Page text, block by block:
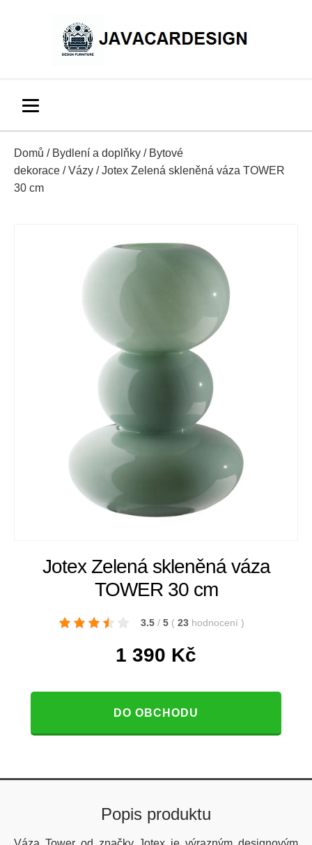
Domů / Bydlení a doplňky / Bytové
dekorace /Vázy / Jotex Zelená skleněná váza TOWER
30 cm
Jotex Zelená skleněná váza
TOWER 30 cm
3.5 / 5 ( 23 hodnocení )
1 390 Kč
DO OBCHODU
Popis produktu